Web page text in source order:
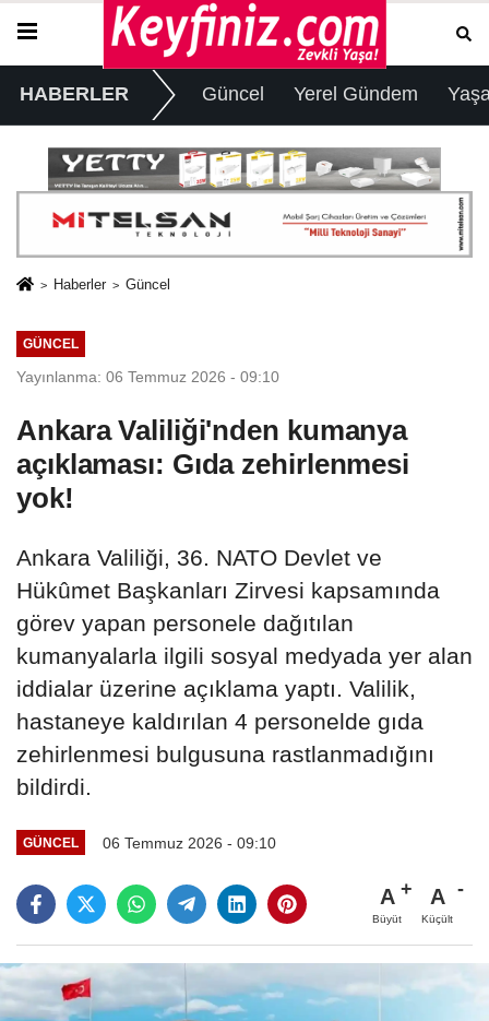
HABERLER Güncel Yerel Gündem
Haberler Güncel
GÜNCEL
Yayınlanma: 06 Temmuz 2026 - 09:10
Ankara Valiliği'nden kumanya
açıklaması: Gıda zehirlenmesi
yok!
Ankara Valiliği, 36. NATO Devlet ve
Hükûmet Başkanları Zirvesi kapsamında
görev yapan personele dağıtılan
kumanyalarla ilgili sosyal medyada yer alan
iddialar üzerine açıklama yaptı. Valilik,
hastaneye kaldırılan 4 personelde gıda
zehirlenmesi bulgusuna rastlanmadığını
bildirdi.
GÜNCEL 06 Temmuz 2026 - 09:10
A
Büyüt
A
Küçült